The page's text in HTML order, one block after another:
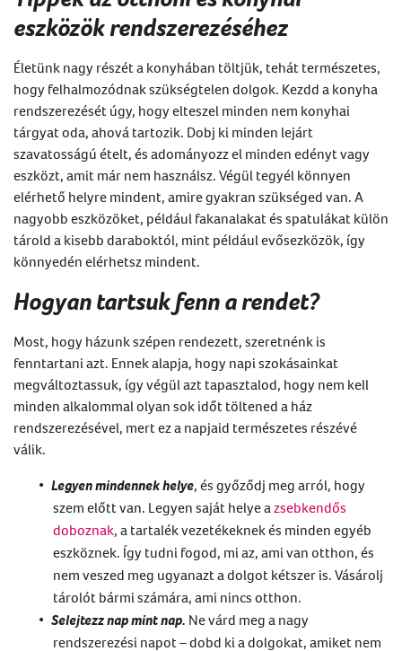
eszközök rendszerezéséhez
Életünk nagy részét a konyhában töltjük, tehát természetes,
hogy felhalmozódnak szükségtelen dolgok. Kezdd a konyha
rendszerezését úgy, hogy elteszel minden nem konyhai
tárgyat oda, ahová tartozik. Dobj ki minden lejárt
szavatosságú ételt, és adományozz el minden edényt vagy
eszközt, amit már nem használsz. Végül tegyél könnyen
elérhető helyre mindent, amire gyakran szükséged van. A
nagyobb eszközöket, például fakanalakat és spatulákat külön
tárold a kisebb daraboktól, mint például evősezközök, így
könnyedén elérhetsz mindent.
Hogyan tartsuk fenn a rendet?
Most, hogy házunk szépen rendezett, szeretnénk is
fenntartani azt. Ennek alapja, hogy napi szokásainkat
megváltoztassuk, így végül azt tapasztalod, hogy nem kell
minden alkalommal olyan sok időt töltened a ház
rendszerezésével, mert ez a napjaid természetes részévé
válik.
Legyen mindennek helye, és győződj meg arról, hogy
szem előtt van. Legyen saját helye a zsebkendős
doboznak, a tartalék vezetékeknek és minden egyéb
eszköznek. Így tudni fogod, mi az, ami van otthon, és
nem veszed meg ugyanazt a dolgot kétszer is. Vásárolj
tárolót bármi számára, ami nincs otthon.
Selejtezz nap mint nap. Ne várd meg a nagy
rendszerezési napot – dobd ki a dolgokat, amiket nem